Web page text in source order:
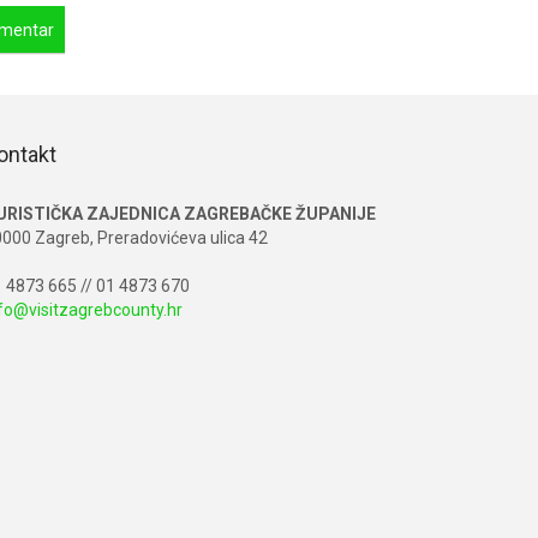
ZAJEDNICA ZAGREBAČKE ŽUPANIJE
Zagreb, Preradovićeva ulica 42
4873 665 // 01 4873 670